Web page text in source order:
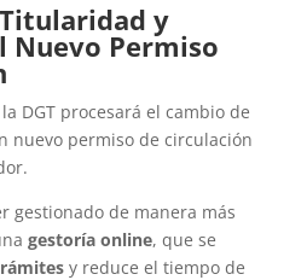
y
Nuevo Permiso
DGT procesará el cambio de
nuevo permiso de circulación
gestionado de manera más
gestoría online, que se
y reduce el tiempo de